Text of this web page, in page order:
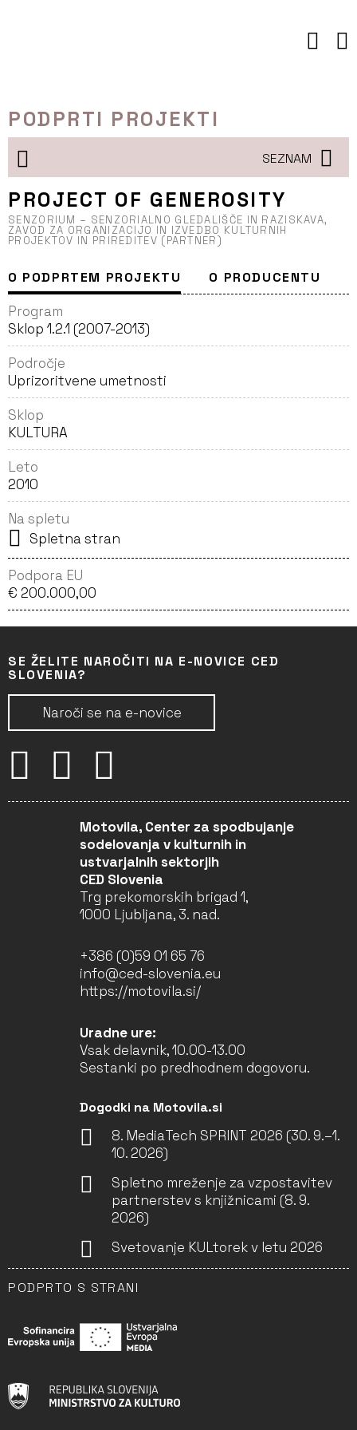
PODPRTI PROJEKTI
SEZNAM
PROJECT OF GENEROSITY
SENZORIUM – SENZORIALNO GLEDALIŠČE IN RAZISKAVA,
ZAVOD ZA ORGANIZACIJO IN IZVEDBO KULTURNIH
PROJEKTOV IN PRIREDITEV (PARTNER)
O PODPRTEM PROJEKTU O PRODUCENTU
Program
Sklop 1.2.1 (2007-2013)
Področje
Uprizoritvene umetnosti
Sklop
KULTURA
Leto
2010
Na spletu
Spletna stran
Podpora EU
€ 200.000,00
SE ŽELITE NAROČITI NA E-NOVICE CED
SLOVENIA?
Naroči se na e-novice
Motovila, Center za spodbujanje
sodelovanja v kulturnih in
ustvarjalnih sektorjih
CED Slovenia
Trg prekomorskih brigad 1,
1000 Ljubljana, 3. nad.
+386 (0)59 01 65 76
info@ced-slovenia.eu
https://motovila.si/
Uradne ure:
Vsak delavnik, 10.00-13.00
Sestanki po predhodnem dogovoru.
Dogodki na Motovila.si
8. MediaTech SPRINT 2026 (30. 9.–1.
10. 2026)
Spletno mreženje za vzpostavitev
partnerstev s knjižnicami (8. 9.
2026)
Svetovanje KULtorek v letu 2026
PODPRTO S STRANI